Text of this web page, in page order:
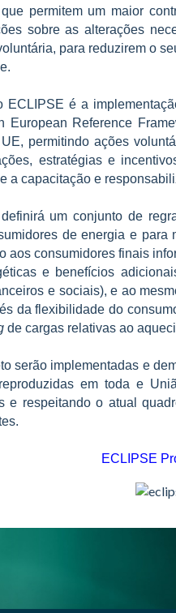
permitem um maior
sobre as alterações
para reduzirem o
ECLIPSE é a
European Reference
permitindo ações
estratégias e
a capacitação e
um conjunto de
de energia e para
aos consumidores finais
e benefícios
e sociais), e ao
da flexibilidade do
de cargas relativas ao
serão implementadas e
em toda e
e respeitando o atual
ECLIPSE